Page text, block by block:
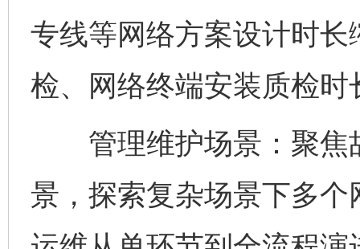
专线等网络方案设计时
检、网络终端安装质检
管理维护场景：聚焦
景，探索复杂场景下多